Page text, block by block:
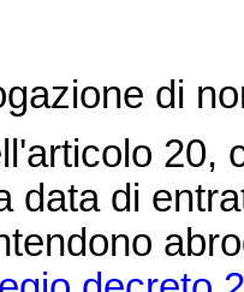
di
20,
data di